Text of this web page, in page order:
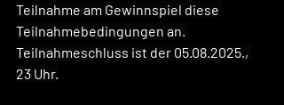
Teilnahme am Gewinnspiel diese
Teilnahmebedingungen an.
Teilnahmeschluss ist der 05.08.2025.,
23 Uhr.